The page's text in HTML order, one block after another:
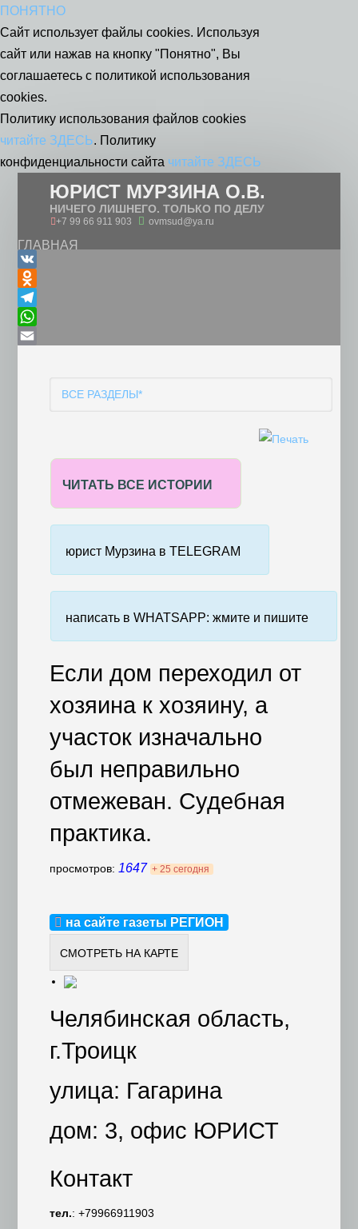
ПОНЯТНО
Сайт использует файлы cookies. Используя
сайт или нажав на кнопку "Понятно", Вы
соглашаетесь с политикой использования
cookies.
Политику использования файлов cookies
читайте ЗДЕСЬ. Политику
конфиденциальности сайта читайте ЗДЕСЬ
ЮРИСТ МУРЗИНА О.В.
НИЧЕГО ЛИШНЕГО. ТОЛЬКО ПО ДЕЛУ
+7 99 66 911 903 ovmsud@ya.ru
ГЛАВНАЯ
ПОЛИТИКА КОНФИДЕНЦИАЛЬНОСТИ НА
САЙТЕ
ПОЛИТИКА В ОТНОШЕНИИ ОБРАБОТКИ
ФАЙЛОВ COOKIES
ВСЕ ЮРИДИЧЕСКИЕ ТЕМЫ
УЧИМСЯ НА ЧУЖИХ ОШИБКАХ
СЕМЕЙНЫЕ СПОРЫ
ПЕНСИОННЫЕ СПОРЫ
ПЕРЕГОВОРЫ
РАСТОРЖЕНИЕ БРАКА*
ЗЕМЕЛЬНЫЕ СПОРЫ
КРЕДИТНЫЕ СПОРЫ
НАСЛЕДСТВЕННЫЕ СПОРЫ
ТРУДОВЫЕ СПОРЫ
РЕКОНСТРУКЦИЯ НЕДВИЖИМОСТИ
ИМУЩЕСТВЕННЫЕ ОТНОШЕНИЯ
НЕДВИЖИМОСТЬ
3-КОМНАТНЫЕ
1-КОМНАТНЫЕ
ЖИЛЫЕ ДОМА
КВАРТИРЫ НЕТИПОВЫЕ
НЕЖИЛЫЕ
4 И > КОМНАТ
АРХИВЫ
ПО УЛИЦАМ
ПО КАТЕГОРИЯМ
АДРЕСНАЯ СПРАВКА
АРХИВ ПО ЗЕМЕЛЬНЫМ СПОРАМ
VK
Odnoklassniki
Telegram
WhatsApp
ВСЕ РАЗДЕЛЫ*
ЧИТАТЬ ВСЕ ИСТОРИИ
юрист Мурзина в TELEGRAM
написать в WHATSAPP: жмите и пишите
Если дом переходил от
хозяина к хозяину, а
участок изначально
был неправильно
отмежеван. Судебная
практика.
просмотров: 1647 + 25 сегодня
на сайте газеты РЕГИОН
Челябинская область,
г.Троицк
улица: Гагарина
дом: 3, офис ЮРИСТ
Контакт
тел.: +79966911903